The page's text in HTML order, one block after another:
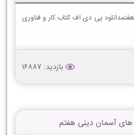
هفتمدانلود پی دی اف کتاب کار و فناوری
بازدید: 16887
های آسمان دینی هفتم